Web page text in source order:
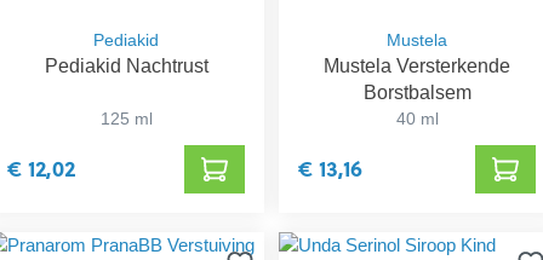
Pediakid
Pediakid Nachtrust
125 ml
€ 12,02
Mustela
Mustela Versterkende
Borstbalsem
40 ml
€ 13,16